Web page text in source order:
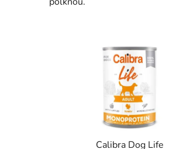
Calibra Dog Life